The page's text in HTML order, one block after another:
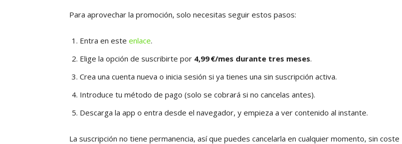
Para aprovechar la promoción, solo necesitas seguir estos pasos:
Entra en este enlace.
Elige la opción de suscribirte por 4,99 €/mes durante tres meses.
Crea una cuenta nueva o inicia sesión si ya tienes una sin suscripción activa.
Introduce tu método de pago (solo se cobrará si no cancelas antes).
Descarga la app o entra desde el navegador, y empieza a ver contenido al instante.
La suscripción no tiene permanencia, así que puedes cancelarla en cualquier momento, sin coste